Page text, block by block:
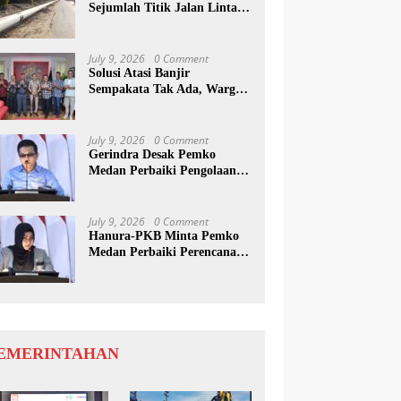
Sejumlah Titik Jalan Lintas
meningkatkan Kewaspadaan
July 9, 2026 0 Comment
Solusi Atasi Banjir
Sempakata Tak Ada, Warga
July 9, 2026 0 Comment
Gerindra Desak Pemko
Medan Perbaiki Pengolaan
July 9, 2026 0 Comment
Hanura-PKB Minta Pemko
Medan Perbaiki Perencanaan